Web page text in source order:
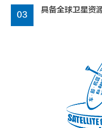
03
具备全球卫星资